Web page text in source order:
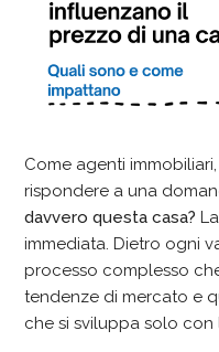
Come agenti
rispondere a una
davvero questa casa?
immediata. Dietro ogni
processo complesso
tendenze di mercato e
che si sviluppa solo con